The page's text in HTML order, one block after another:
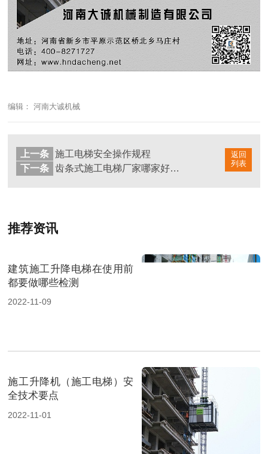
编辑： 河南大诚机械
返回
列表
上一条
施工电梯安全操作规程
下一条
齿条式施工电梯厂家哪家好？价格高吗？
推荐资讯
建筑施工升降电梯在使用前
都要做哪些检测
2022-11-09
施工升降机（施工电梯）安
全技术要点
2022-11-01